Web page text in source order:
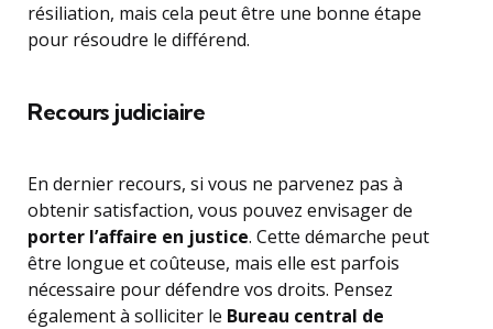
résiliation, mais cela peut être une bonne étape
pour résoudre le différend.
Recours judiciaire
En dernier recours, si vous ne parvenez pas à
obtenir satisfaction, vous pouvez envisager de
porter l’affaire en justice. Cette démarche peut
être longue et coûteuse, mais elle est parfois
nécessaire pour défendre vos droits. Pensez
également à solliciter le Bureau central de